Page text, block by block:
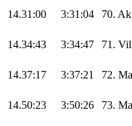
14.31:00 3:31:04 70.
14.34:43 3:34:47 71.
14.37:17 3:37:21 72.
14.50:23 3:50:26 73.